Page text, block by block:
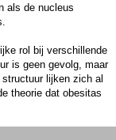
als de nucleus
rol bij verschillende
is geen gevolg, maar
lijken zich al
theorie dat obesitas